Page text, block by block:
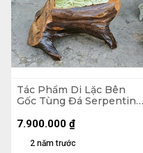
Tác Phẩm Di Lặc Bên
Gốc Tùng Đá Serpentine
(cm) 44kg
2 năm trước
7.900.000 ₫